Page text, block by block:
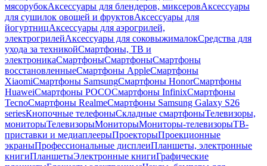
мясорубокАксессуары для блендеров, миксеровАксессуары
для сушилок овощей и фруктовАксессуары для
йогуртницАксессуары для аэрогрилей,
электрогрилейАксессуары для соковыжималокСредства для
ухода за техникойСмартфоны, ТВ и
электроникаСмартфоныСмартфоныСмартфоны
восстановленныеСмартфоны AppleСмартфоны
XiaomiСмартфоны SamsungСмартфоны HonorСмартфоны
HuaweiСмартфоны POCOСмартфоны InfinixСмартфоны
TecnoСмартфоны RealmeСмартфоны Samsung Galaxy S26
seriesКнопочные телефоныСкладные смартфоныТелевизоры,
мониторыТелевизорыМониторыМониторы-телевизорыТВ-
приставки и медиаплеерыПроекторыПроекционные
экраныПрофессиональные дисплеиПланшеты, электронные
книгиПланшетыЭлектронные книгиГрафические